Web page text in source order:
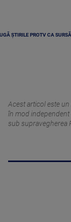
ȘTIRILE PROTV CA
Acest articol este
în mod independent
sub supravegherea